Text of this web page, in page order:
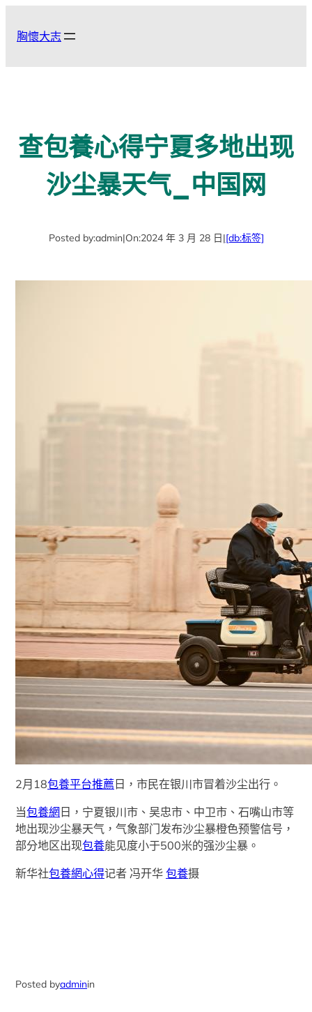
胸懷大志
查包養心得宁夏多地出现
沙尘暴天气_中国网
Posted by:admin|On:2024 年 3 月 28 日|[db:标签]
2月18包養平台推薦 日，市民在银川市冒着沙尘出行。
当包養網 日，宁夏银川市、吴忠市、中卫市、石嘴山市等
地出现沙尘暴天气，气象部门发布沙尘暴橙色预警信号，
部分地区出现包養能见度小于500米的强沙尘暴。
新华社包養網心得记者 冯开华包養摄
Posted byadminin